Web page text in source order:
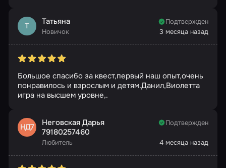
Т Татьяна
Новичок
Подтвержден
3 месяца назад
Большое спасибо за квест,первый наш опыт,очень
понравилось и взрослым и детям.Данил,Виолетта
игра на высшем уровне,.
НД7
Неговская Дарья
79180257460
Любитель
Подтвержден
4 месяца назад